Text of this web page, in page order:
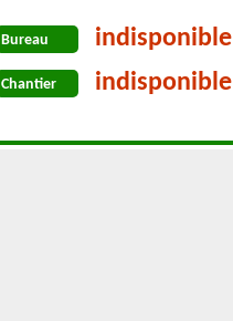
Bureau indisponible
Chantier indisponible